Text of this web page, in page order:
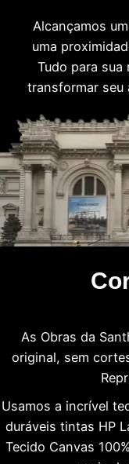
Alcançamos
uma
Tudo para sua
transformar seu
As Obras da
original, sem
Usamos a incrível
duráveis tintas HP
Tecido Canvas